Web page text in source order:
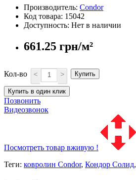
Производитель: Condor
Код товара: 15042
Доступность: Нет в наличии
661.25 грн/м²
Кол-во < > Купить
Купить в один клик
Позвонить
Видеозвонок
Посмотреть товар вживую !
Теги: ковролин Condor, Кондор Солид,